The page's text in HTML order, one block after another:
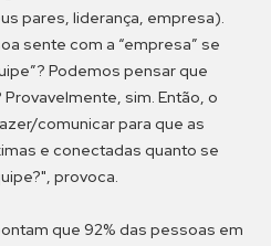
pares, liderança, empresa).
sente com a “empresa” se
Podemos pensar que
sim. Então, o
comunicar para que as
e conectadas quanto se
provoca.
que 92% das pessoas em